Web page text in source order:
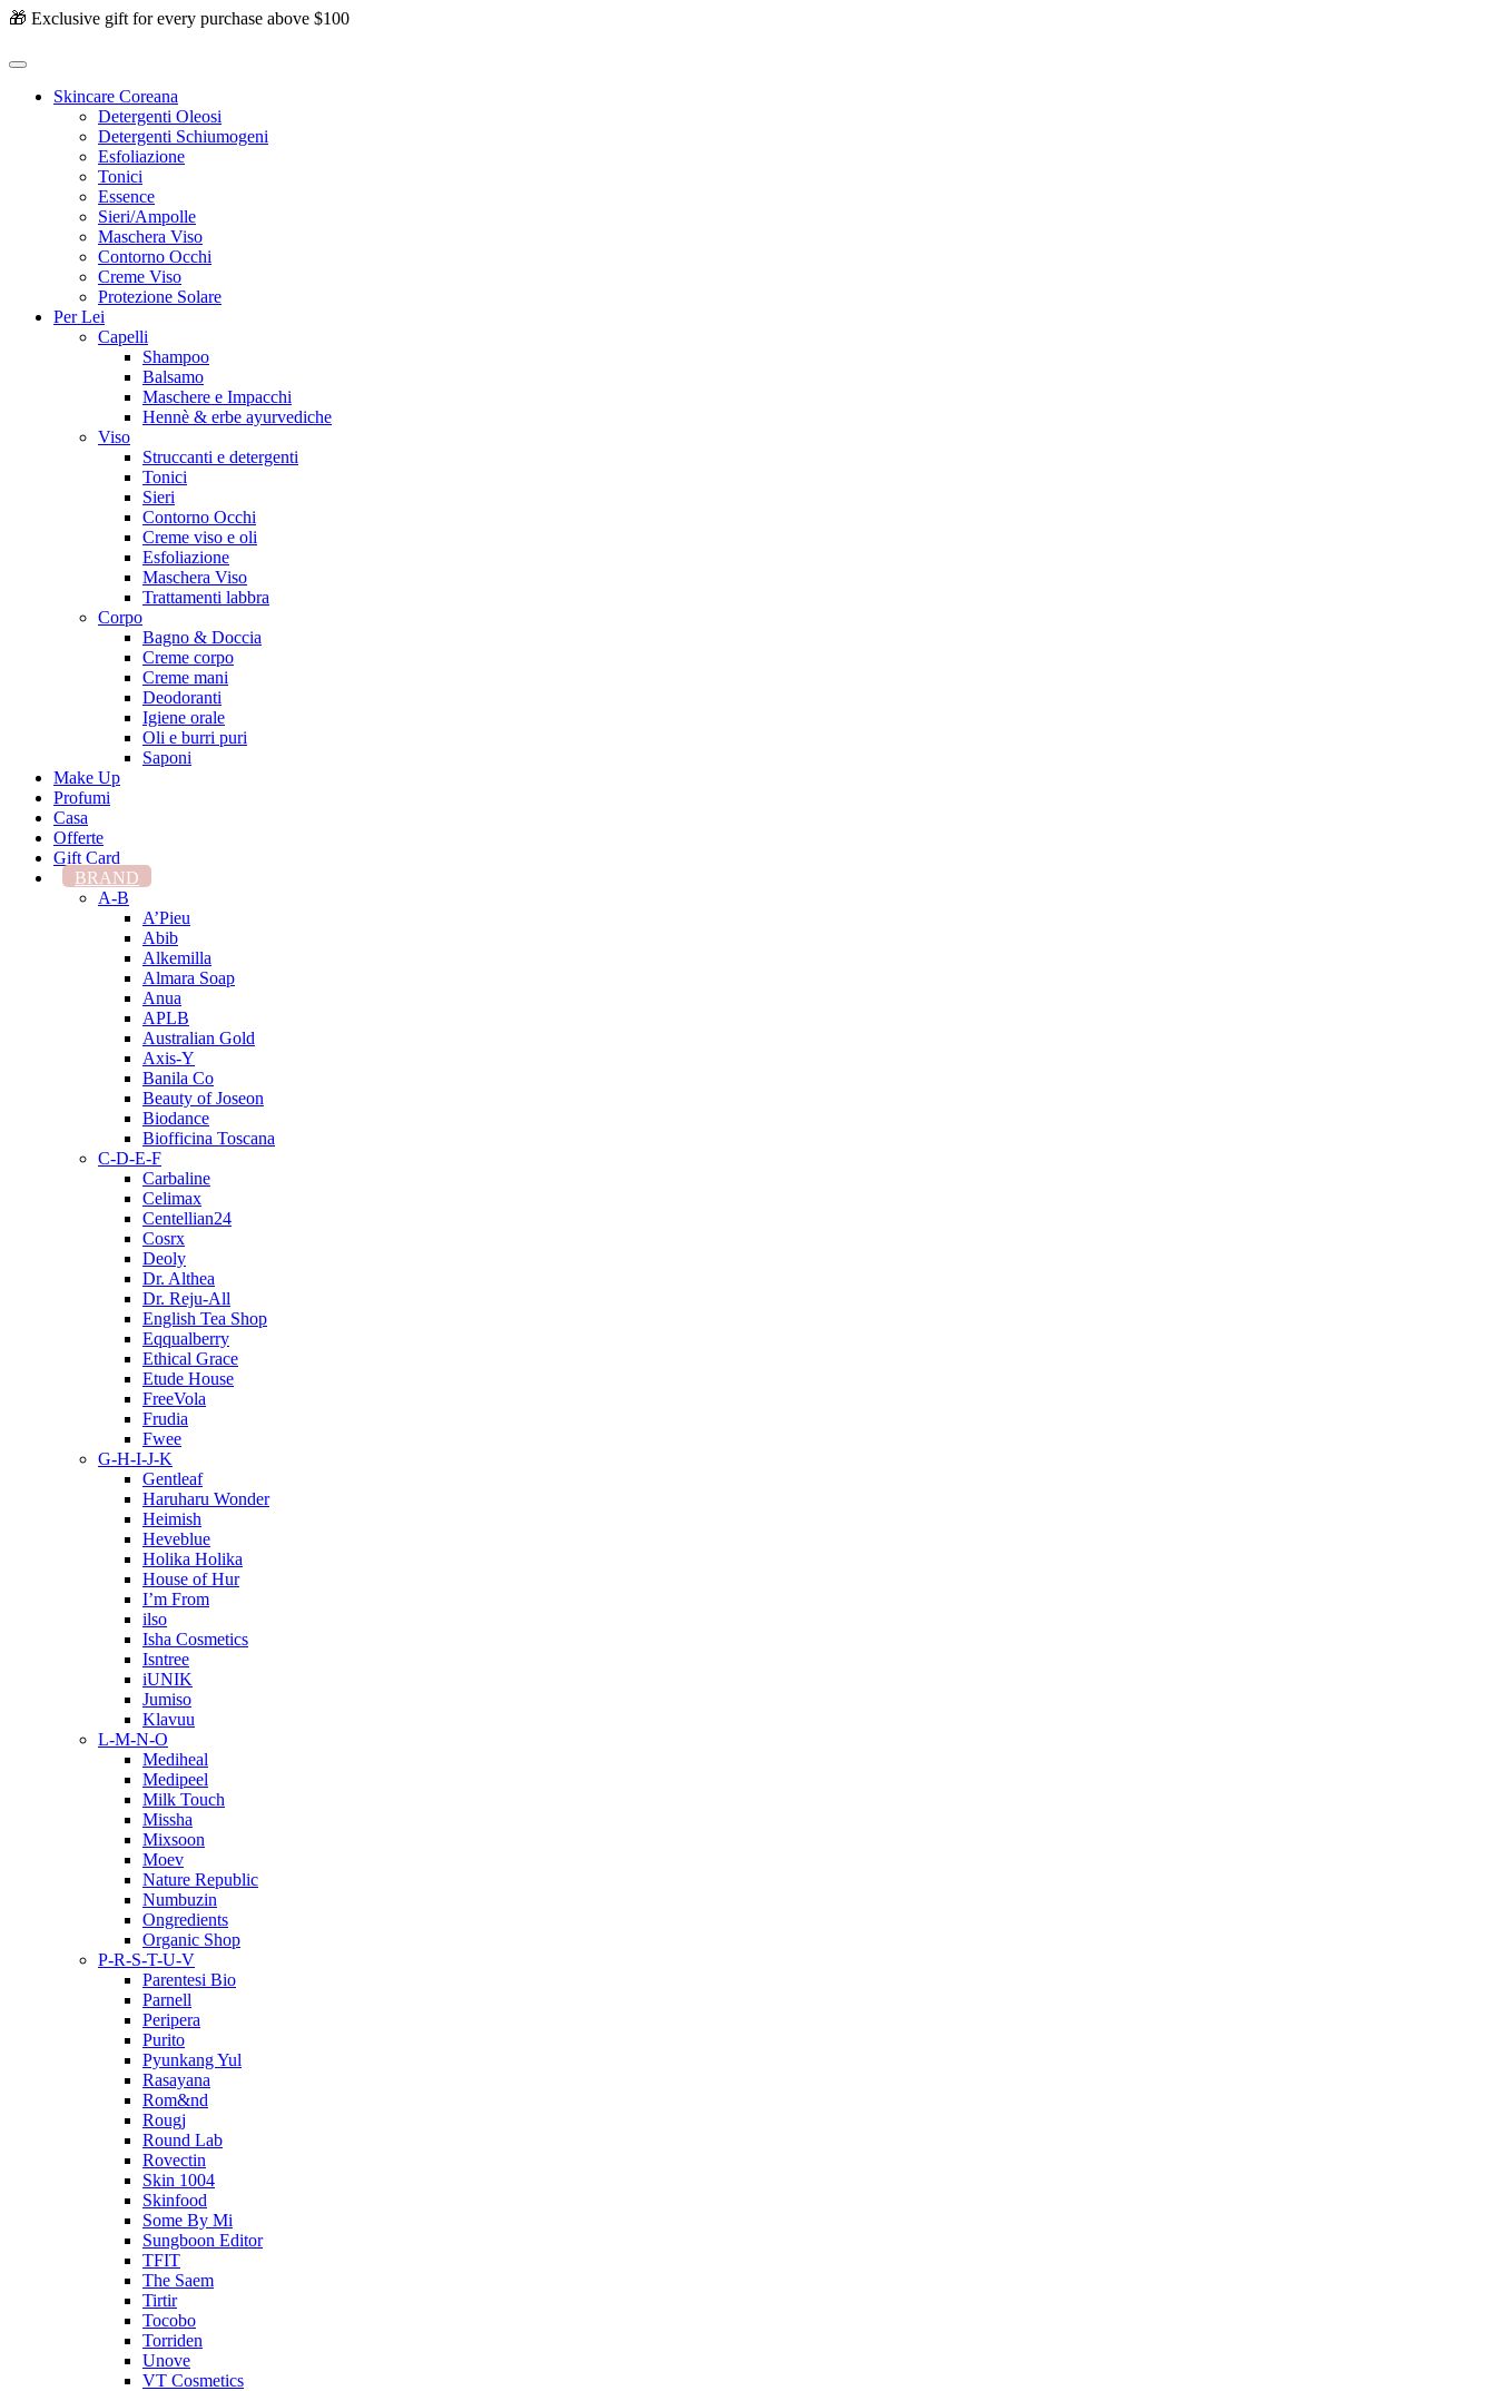
🎁 Exclusive gift for every purchase above $100
Skincare Coreana
Detergenti Oleosi
Detergenti Schiumogeni
Esfoliazione
Tonici
Essence
Sieri/Ampolle
Maschera Viso
Contorno Occhi
Creme Viso
Protezione Solare
Per Lei
Capelli
Shampoo
Balsamo
Maschere e Impacchi
Hennè & erbe ayurvediche
Viso
Struccanti e detergenti
Tonici
Sieri
Contorno Occhi
Creme viso e oli
Esfoliazione
Maschera Viso
Trattamenti labbra
Corpo
Bagno & Doccia
Creme corpo
Creme mani
Deodoranti
Igiene orale
Oli e burri puri
Saponi
Make Up
Profumi
Casa
Offerte
Gift Card
BRAND
A-B
A’Pieu
Abib
Alkemilla
Almara Soap
Anua
APLB
Australian Gold
Axis-Y
Banila Co
Beauty of Joseon
Biodance
Biofficina Toscana
C-D-E-F
Carbaline
Celimax
Centellian24
Cosrx
Deoly
Dr. Althea
Dr. Reju-All
English Tea Shop
Eqqualberry
Ethical Grace
Etude House
FreeVola
Frudia
Fwee
G-H-I-J-K
Gentleaf
Haruharu Wonder
Heimish
Heveblue
Holika Holika
House of Hur
I’m From
ilso
Isha Cosmetics
Isntree
iUNIK
Jumiso
Klavuu
L-M-N-O
Mediheal
Medipeel
Milk Touch
Missha
Mixsoon
Moev
Nature Republic
Numbuzin
Ongredients
Organic Shop
P-R-S-T-U-V
Parentesi Bio
Parnell
Peripera
Purito
Pyunkang Yul
Rasayana
Rom&nd
Rougj
Round Lab
Rovectin
Skin 1004
Skinfood
Some By Mi
Sungboon Editor
TFIT
The Saem
Tirtir
Tocobo
Torriden
Unove
VT Cosmetics